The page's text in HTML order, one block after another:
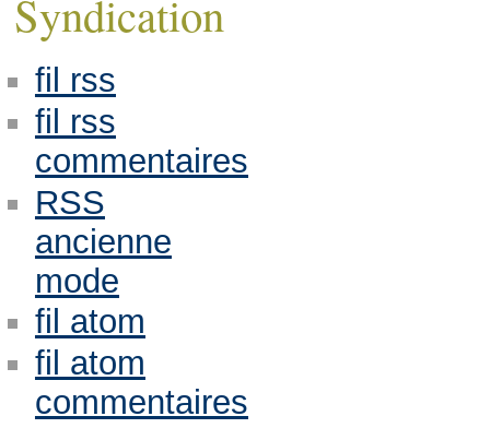
Syndication
fil rss
fil rss
commentaires
RSS
ancienne
mode
fil atom
fil atom
commentaires